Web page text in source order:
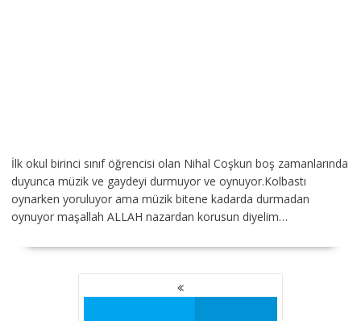
İlk okul birinci sınıf öğrencisi olan Nihal Coşkun boş zamanlarında
duyunca müzik ve gaydeyi durmuyor ve oynuyor.Kolbastı
oynarken yoruluyor ama müzik bitene kadarda durmadan
oynuyor maşallah ALLAH nazardan korusun diyelim…